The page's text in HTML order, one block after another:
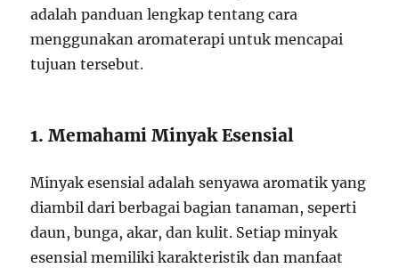
adalah panduan lengkap tentang cara
menggunakan aromaterapi untuk mencapai
tujuan tersebut.
1. Memahami Minyak Esensial
Minyak esensial adalah senyawa aromatik yang
diambil dari berbagai bagian tanaman, seperti
daun, bunga, akar, dan kulit. Setiap minyak
esensial memiliki karakteristik dan manfaat